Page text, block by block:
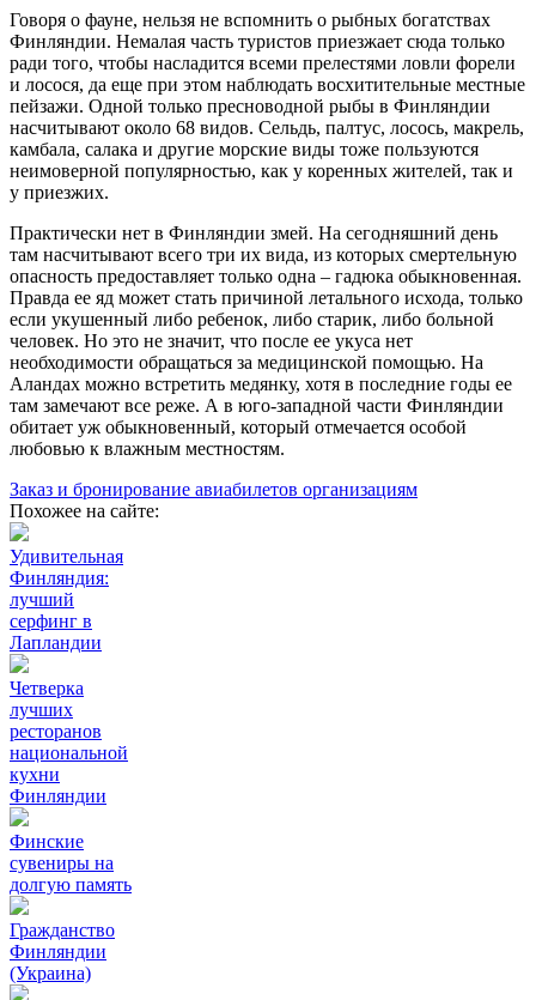
Говоря о фауне, нельзя не вспомнить о рыбных богатствах
Финляндии. Немалая часть туристов приезжает сюда только
ради того, чтобы насладится всеми прелестями ловли форели
и лосося, да еще при этом наблюдать восхитительные местные
пейзажи. Одной только пресноводной рыбы в Финляндии
насчитывают около 68 видов. Сельдь, палтус, лосось, макрель,
камбала, салака и другие морские виды тоже пользуются
неимоверной популярностью, как у коренных жителей, так и
у приезжих.
Практически нет в Финляндии змей. На сегодняшний день
там насчитывают всего три их вида, из которых смертельную
опасность предоставляет только одна – гадюка обыкновенная.
Правда ее яд может стать причиной летального исхода, только
если укушенный либо ребенок, либо старик, либо больной
человек. Но это не значит, что после ее укуса нет
необходимости обращаться за медицинской помощью. На
Аландах можно встретить медянку, хотя в последние годы ее
там замечают все реже. А в юго-западной части Финляндии
обитает уж обыкновенный, который отмечается особой
любовью к влажным местностям.
Заказ и бронирование авиабилетов организациям
Похожее на сайте:
Удивительная
Финляндия:
лучший
серфинг в
Лапландии
Четверка
лучших
ресторанов
национальной
кухни
Финляндии
Финские
сувениры на
долгую память
Гражданство
Финляндии
(Украина)